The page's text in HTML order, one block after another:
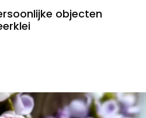
objecten